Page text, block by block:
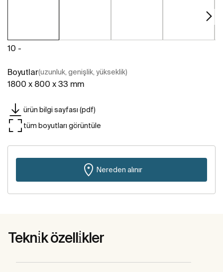
10 -
Boyutlar(uzunluk, genişlik, yükseklik)
1800 x 800 x 33 mm
ürün bilgi sayfası (pdf)
tüm boyutları görüntüle
Nereden alınır
Tekni̇k özelli̇kler